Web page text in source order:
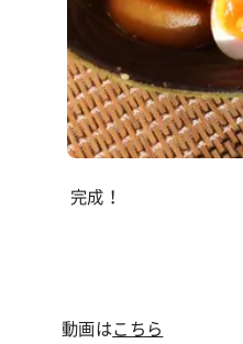
完成！
動画はこちら